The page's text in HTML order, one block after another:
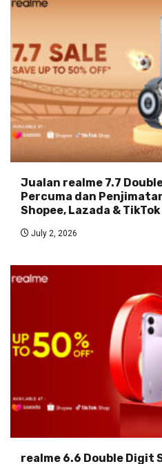
Jualan realme 7.7
Percuma dan
Shopee, Lazada &
July 2, 2026
realme 6.6 Double Digit